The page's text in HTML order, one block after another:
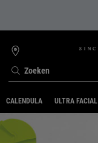
Zoeken
WINKELZOEKER
CALENDULA ULTRA FACIAL